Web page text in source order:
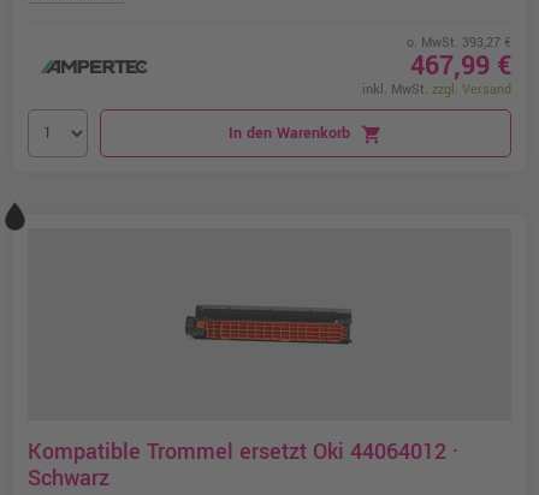
o. MwSt. 393,27 €
467,99 €
inkl. MwSt. zzgl. Versand
In den Warenkorb shopping_cart
Kompatible Trommel ersetzt Oki 44064012 ·
Schwarz